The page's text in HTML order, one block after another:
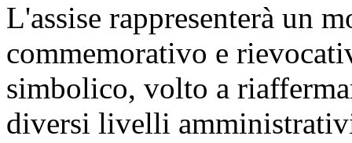
L'assise rappresenterà un
commemorativo e
simbolico, volto a
diversi livelli